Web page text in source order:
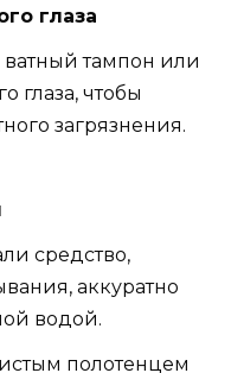
глаза
тампон или
глаза, чтобы
загрязнения.
средство,
аккуратно
водой.
полотенцем